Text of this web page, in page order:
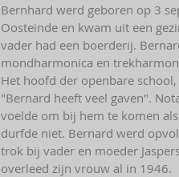
Bernhard werd geboren op 3
Oosteinde en kwam uit een
vader had een boerderij.
mondharmonica en
Het hoofd der openbare
"Bernard heeft veel gaven".
voelde om bij hem te komen
durfde niet. Bernard werd
trok bij vader en moeder
overleed zijn vrouw al in 1946.